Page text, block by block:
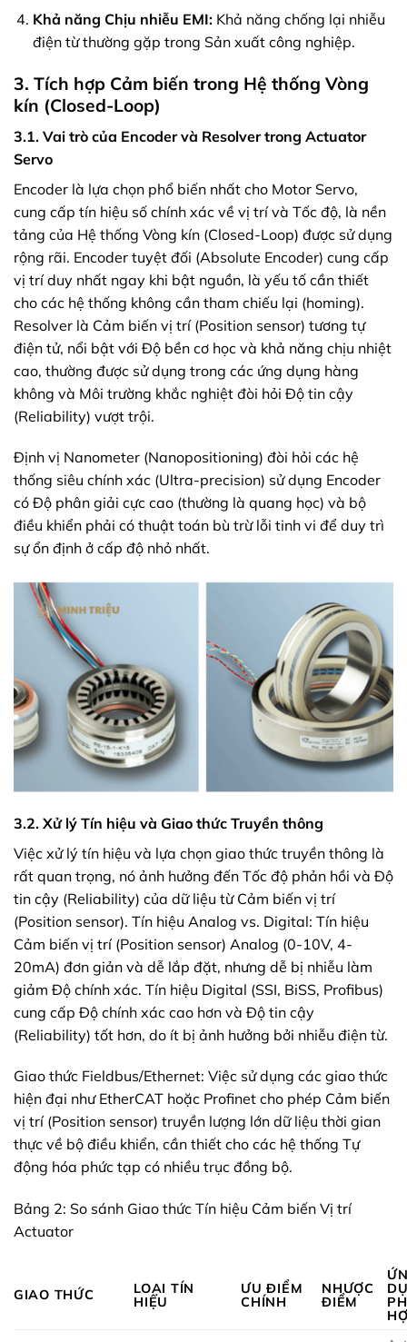
Khả năng Chịu nhiễu EMI: Khả năng chống lại nhiễu
điện từ thường gặp trong Sản xuất công nghiệp.
3. Tích hợp Cảm biến trong Hệ thống Vòng
kín (Closed-Loop)
3.1. Vai trò của Encoder và Resolver trong Actuator
Servo
Encoder là lựa chọn phổ biến nhất cho Motor Servo,
cung cấp tín hiệu số chính xác về vị trí và Tốc độ, là nền
tảng của Hệ thống Vòng kín (Closed-Loop) được sử dụng
rộng rãi. Encoder tuyệt đối (Absolute Encoder) cung cấp
vị trí duy nhất ngay khi bật nguồn, là yếu tố cần thiết
cho các hệ thống không cần tham chiếu lại (homing).
Resolver là Cảm biến vị trí (Position sensor) tương tự
điện tử, nổi bật với Độ bền cơ học và khả năng chịu nhiệt
cao, thường được sử dụng trong các ứng dụng hàng
không và Môi trường khắc nghiệt đòi hỏi Độ tin cậy
(Reliability) vượt trội.
Định vị Nanometer (Nanopositioning) đòi hỏi các hệ
thống siêu chính xác (Ultra-precision) sử dụng Encoder
có Độ phân giải cực cao (thường là quang học) và bộ
điều khiển phải có thuật toán bù trừ lỗi tinh vi để duy trì
sự ổn định ở cấp độ nhỏ nhất.
3.2. Xử lý Tín hiệu và Giao thức Truyền thông
Việc xử lý tín hiệu và lựa chọn giao thức truyền thông là
rất quan trọng, nó ảnh hưởng đến Tốc độ phản hồi và Độ
tin cậy (Reliability) của dữ liệu từ Cảm biến vị trí
(Position sensor). Tín hiệu Analog vs. Digital: Tín hiệu
Cảm biến vị trí (Position sensor) Analog (0-10V, 4-
20mA) đơn giản và dễ lắp đặt, nhưng dễ bị nhiễu làm
giảm Độ chính xác. Tín hiệu Digital (SSI, BiSS, Profibus)
cung cấp Độ chính xác cao hơn và Độ tin cậy
(Reliability) tốt hơn, do ít bị ảnh hưởng bởi nhiễu điện từ.
Giao thức Fieldbus/Ethernet: Việc sử dụng các giao thức
hiện đại như EtherCAT hoặc Profinet cho phép Cảm biến
vị trí (Position sensor) truyền lượng lớn dữ liệu thời gian
thực về bộ điều khiển, cần thiết cho các hệ thống Tự
động hóa phức tạp có nhiều trục đồng bộ.
Bảng 2: So sánh Giao thức Tín hiệu Cảm biến Vị trí
Actuator
GIAO THỨC
LOẠI TÍN
HIỆU
ƯU ĐIỂM
CHÍNH
NHƯỢC
ĐIỂM